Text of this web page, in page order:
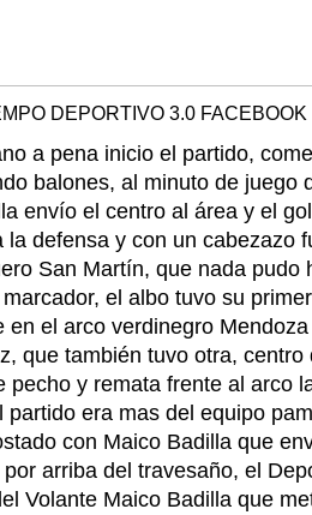
DEPORTIVO 3.0 FACEBOOK
a pena inicio el partido,
balones, al minuto de juego
envío el centro al área y el
la defensa y con un cabezazo
San Martín, que nada pudo
el albo tuvo su
en el arco verdinegro
que también tuvo otra,
pecho y remata frente al arco
partido era mas del equipo
con Maico Badilla que
arriba del travesaño, el
Volante Maico Badilla que